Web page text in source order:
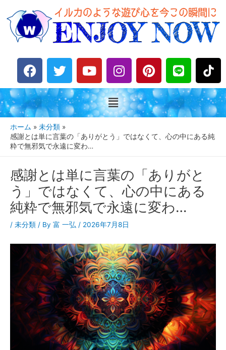
F
a
c
e
b
o
o
k
T
w
i
t
t
e
r
Y
o
u
t
u
e
I
n
s
t
a
r
P
i
n
t
e
e
L
i
n
e
ホーム
未分類
感謝とは単に言葉の「ありがとう」ではなくて、心の中にある純
粋で無邪気で永遠に変わ…
感謝とは単に言葉の「ありがと
う」ではなくて、心の中にある
純粋で無邪気で永遠に変わ…
/ 未分類 / By 富 一弘 / 2026年7月8日